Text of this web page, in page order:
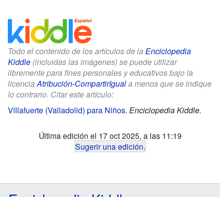
Todo el contenido de los artículos de la Enciclopedia
Kiddle (incluidas las imágenes) se puede utilizar
libremente para fines personales y educativos bajo la
licenciaAtribución-CompartirIguala menos que se indique
lo contrario. Citar este artículo:
Villafuerte (Valladolid) para Niños. Enciclopedia Kiddle.
Última edición el 17 oct 2025, a las 11:19
Sugerir una edición.